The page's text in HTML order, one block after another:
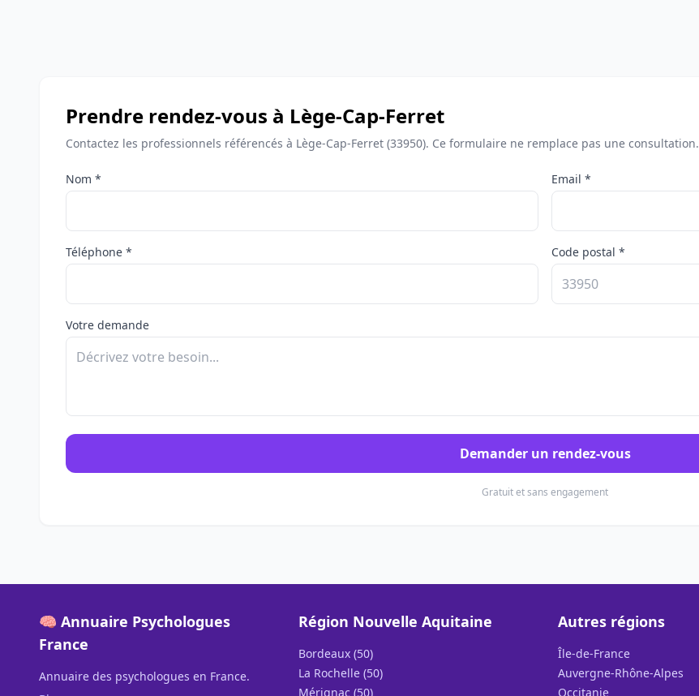
Prendre rendez-vous à Lège-Cap-Ferret
Contactez les professionnels référencés à Lège-Cap-Ferret (33950). Ce formulaire ne remplace pas une consultation.
Nom * Email *
Téléphone * Code postal *
Votre demande
Demander un rendez-vous
Gratuit et sans engagement
🧠 Annuaire Psychologues
France
Annuaire des psychologues en France.
Région Nouvelle Aquitaine
Bordeaux (50)
La Rochelle (50)
Mérignac (50)
Autres régions
Île-de-France
Auvergne-Rhône-Alpes
Occitanie